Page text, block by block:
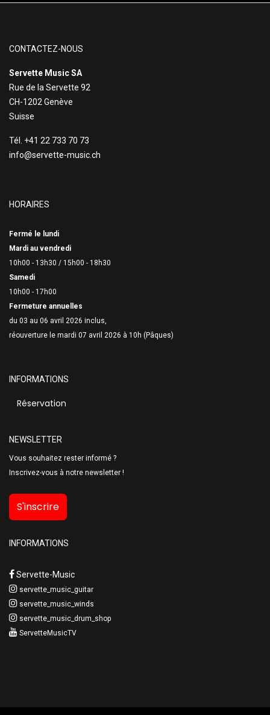
CONTACTEZ-NOUS
Servette Music SA
Rue de la Servette 92
CH-1202 Genève
Suisse
Tél. +41 22 733 70 73
info@servette-music.ch
HORAIRES
Fermé le lundi
Mardi au vendredi
10h00 - 13h30 / 15h00 - 18h30
Samedi
10h00 - 17h00
Fermeture annuelles
du 03 au 06 avril 2026 inclus,
réouverture le mardi 07 avril 2026 à 10h (Pâques)
INFORMATIONS
Réservation
NEWSLETTER
Vous souhaitez rester informé ?
Inscrivez-vous à notre newsletter !
S'inscrire
INFORMATIONS
Servette-Music
servette_music_guitar
servette_music_winds
servette_music_drum_shop
ServetteMusicTV